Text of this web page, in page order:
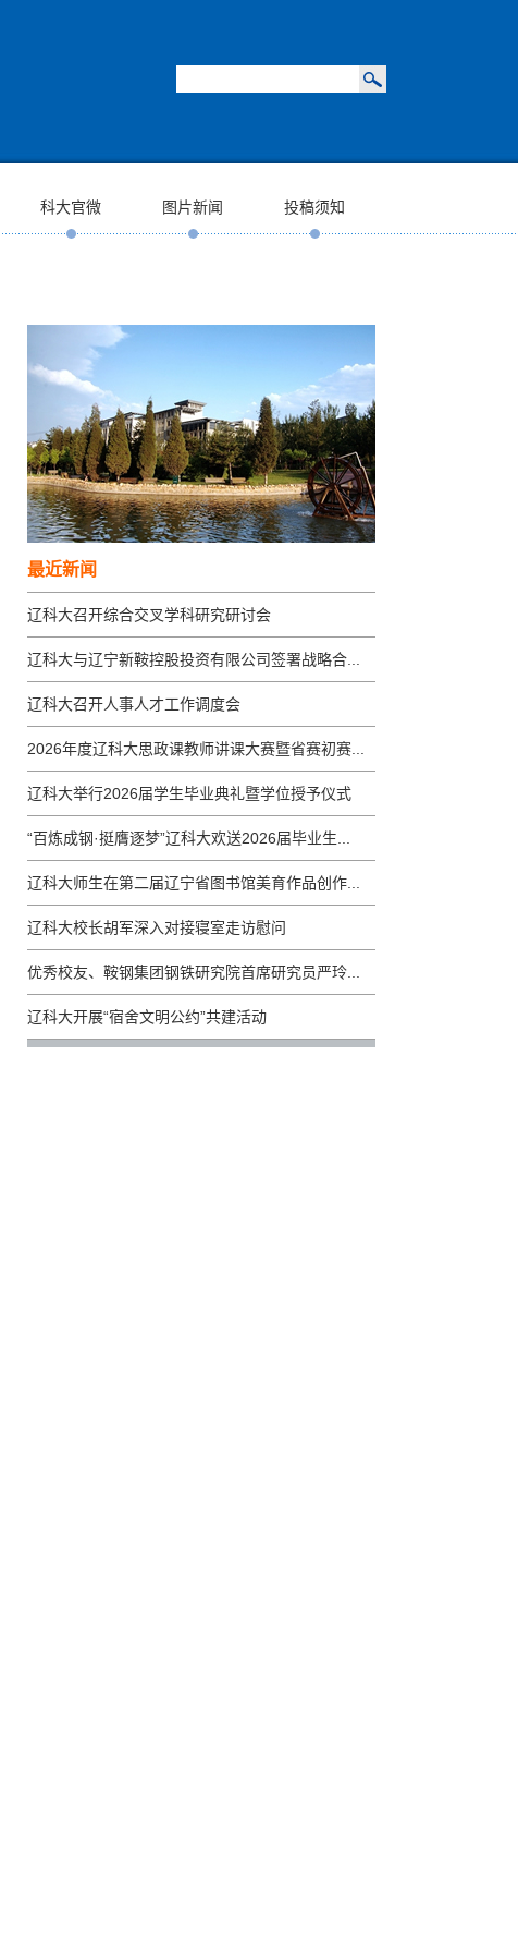
科大官微 图片新闻 投稿须知
最近新闻
辽科大召开综合交叉学科研究研讨会
辽科大与辽宁新鞍控股投资有限公司签署战略合...
辽科大召开人事人才工作调度会
2026年度辽科大思政课教师讲课大赛暨省赛初赛...
辽科大举行2026届学生毕业典礼暨学位授予仪式
“百炼成钢·挺膺逐梦”辽科大欢送2026届毕业生...
辽科大师生在第二届辽宁省图书馆美育作品创作...
辽科大校长胡军深入对接寝室走访慰问
优秀校友、鞍钢集团钢铁研究院首席研究员严玲...
辽科大开展“宿舍文明公约”共建活动